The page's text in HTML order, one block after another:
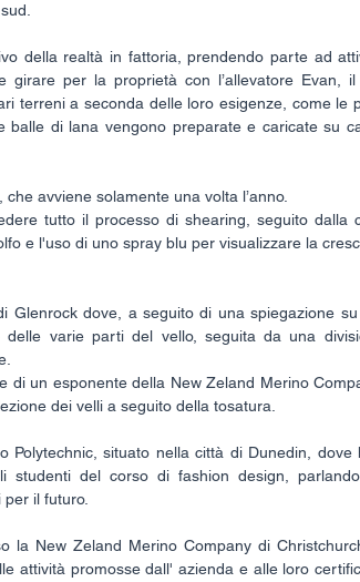
della realtà in fattoria, prendendo parte ad
per la proprietà con l’allevatore Evan, il
terreni a seconda delle loro esigenze, come le
di lana vengono preparate e caricate su
avviene solamente una volta l’anno.
tutto il processo di shearing, seguito dalla
e l'uso di uno spray blu per visualizzare la
Glenrock dove, a seguito di una spiegazione
varie parti del vello, seguita da una
di un esponente della New Zeland Merino
dei velli a seguito della tosatura.
Polytechnic, situato nella città di Dunedin, dove
del corso di fashion design,
il futuro.
la New Zeland Merino Company di
attività promosse dall' azienda e alle loro